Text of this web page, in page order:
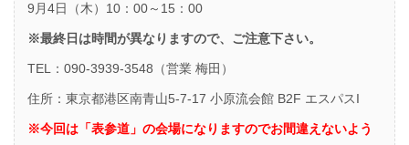
9月4日（木）10：00～15：00
※最終日は時間が異なりますので、ご注意下さい。
TEL：090-3939-3548（営業 梅田）
住所：東京都港区南青山5-7-17 小原流会館 B2F エスパスI
※今回は「表参道」の会場になりますのでお間違えないよう